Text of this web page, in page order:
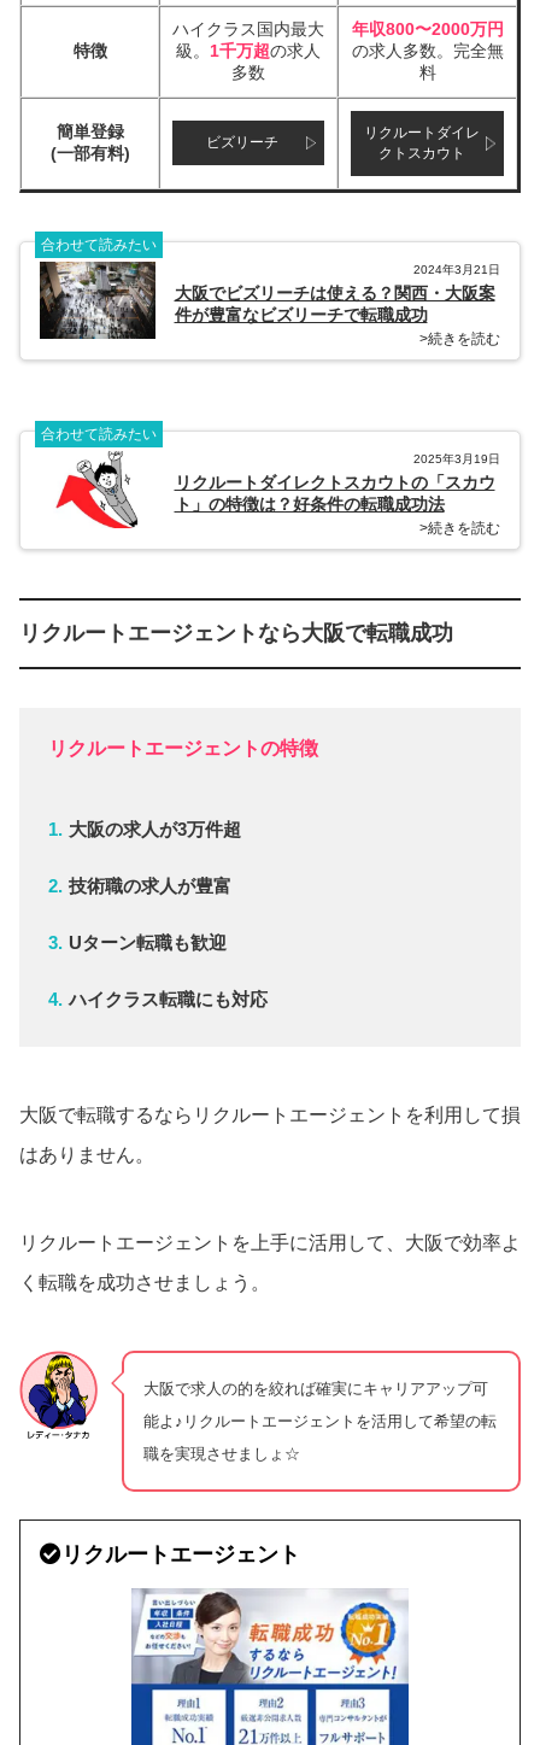
特徴
ハイクラス国内最大
級。 1千万超の求人
多数
年収800〜2000万円
の求人多数。完全無
料
簡単登録
(一部有料)
ビズリーチ
リクルートダイレ
クトスカウト
合わせて読みたい
2024年3月21日
大阪でビズリーチは使える？関西・大阪案
件が豊富なビズリーチで転職成功
>続きを読む
合わせて読みたい
2025年3月19日
リクルートダイレクトスカウトの「スカウ
ト」の特徴は？好条件の転職成功法
>続きを読む
リクルートエージェントなら大阪で転職成功
リクルートエージェントの特徴
大阪の求人が3万件超
技術職の求人が豊富
Uターン転職も歓迎
ハイクラス転職にも対応
大阪で転職するならリクルートエージェントを利用して損
はありません。
リクルートエージェントを上手に活用して、大阪で効率よ
く転職を成功させましょう。
大阪で求人の的を絞れば確実にキャリアアップ可
能よ♪リクルートエージェントを活用して希望の転
職を実現させましょ☆
リクルートエージェント